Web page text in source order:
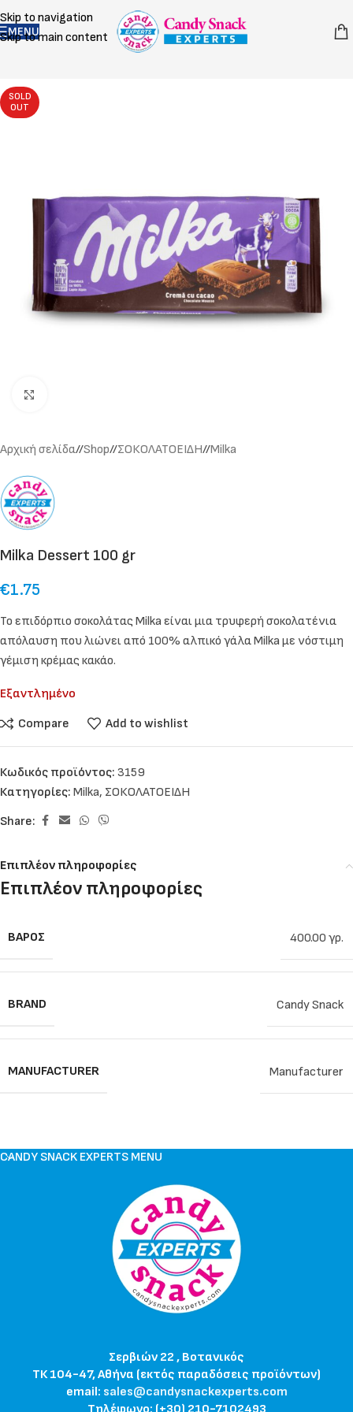
Skip to navigation
Skip to main content
MENU
SOLD
OUT
Αρχική σελίδα/ Shop/ ΣΟΚΟΛΑΤΟΕΙΔΗ/ Milka
Milka Dessert 100 gr
€1.75
Το επιδόρπιο σοκολάτας Milka είναι μια τρυφερή σοκολατένια
απόλαυση που λιώνει από 100% αλπικό γάλα Milka με νόστιμη
γέμιση κρέμας κακάο.
Εξαντλημένο
Compare
Add to wishlist
Κωδικός προϊόντος: 3159
Κατηγορίες: Milka, ΣΟΚΟΛΑΤΟΕΙΔΗ
Share:
Επιπλέον πληροφορίες
Επιπλέον πληροφορίες
ΒΆΡΟΣ 400.00 γρ.
BRAND Candy Snack
MANUFACTURER Manufacturer
CANDY SNACK EXPERTS MENU
Σερβιών 22 , Βοτανικός
ΤΚ 104-47, Αθήνα (εκτός παραδόσεις προϊόντων)
email: sales@candysnackexperts.com